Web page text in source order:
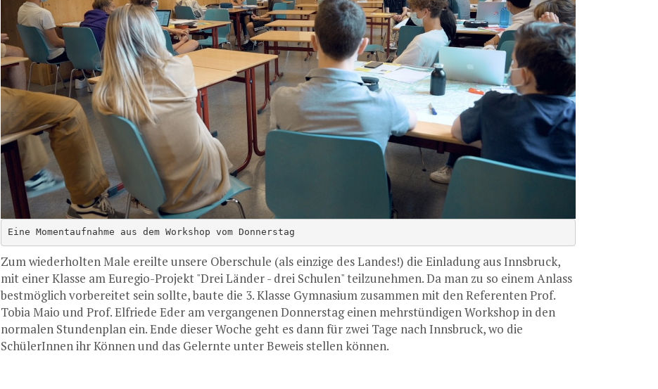
Eine Momentaufnahme aus dem Workshop vom Donnerstag
Zum wiederholten Male ereilte unsere Oberschule (als einzige des Landes!) die Einladung aus Innsbruck,
mit einer Klasse am Euregio-Projekt "Drei Länder - drei Schulen" teilzunehmen. Da man zu so einem Anlass
bestmöglich vorbereitet sein sollte, baute die 3. Klasse Gymnasium zusammen mit den Referenten Prof.
Tobia Maio und Prof. Elfriede Eder am vergangenen Donnerstag einen mehrstündigen Workshop in den
normalen Stundenplan ein. Ende dieser Woche geht es dann für zwei Tage nach Innsbruck, wo die
SchülerInnen ihr Können und das Gelernte unter Beweis stellen können.